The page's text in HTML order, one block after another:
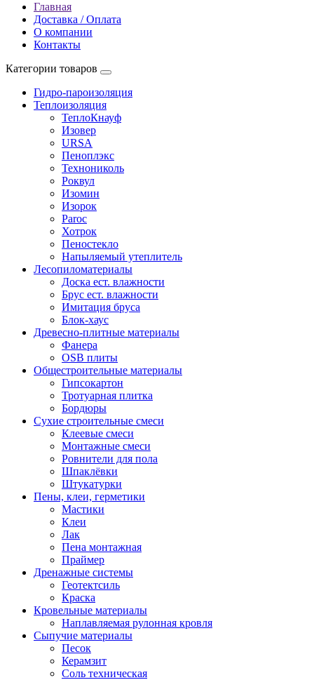
Главная
Доставка / Оплата
О компании
Контакты
Категории товаров
Гидро-пароизоляция
Теплоизоляция
ТеплоКнауф
Изовер
URSA
Пеноплэкс
Технониколь
Роквул
Изомин
Изорок
Paroc
Хотрок
Пеностекло
Напыляемый утеплитель
Лесопиломатериалы
Доска ест. влажности
Брус ест. влажности
Имитация бруса
Блок-хаус
Древесно-плитные материалы
Фанера
OSB плиты
Общестроительные материалы
Гипсокартон
Тротуарная плитка
Бордюры
Сухие строительные смеси
Клеевые смеси
Монтажные смеси
Ровнители для пола
Шпаклёвки
Штукатурки
Пены, клеи, герметики
Мастики
Клеи
Лак
Пена монтажная
Праймер
Дренажные системы
Геотектсиль
Краска
Кровельные материалы
Наплавляемая рулонная кровля
Сыпучие материалы
Песок
Керамзит
Соль техническая